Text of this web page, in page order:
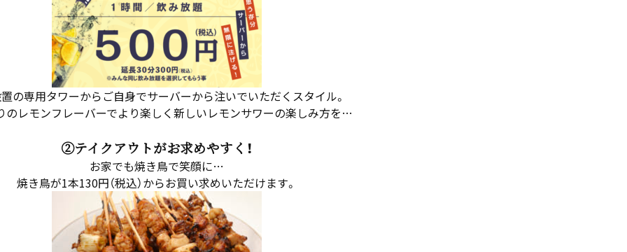
の専用タワーからご自身でサーバーから注いでいただくスタイル。
のレモンフレーバーでより楽しく新しいレモンサワーの楽しみ方を…
②テイクアウトがお求めやすく！
お家でも焼き鳥で笑顔に…
焼き鳥が1本130円（税込）からお買い求めいただけます。